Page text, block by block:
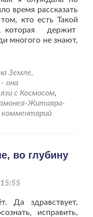
время рассказать
кто есть Такой
которая держит
многого не знают,
Земле,
она
с Космосом,
Житаяра-
во глубину
Да здравствует,
исправить,